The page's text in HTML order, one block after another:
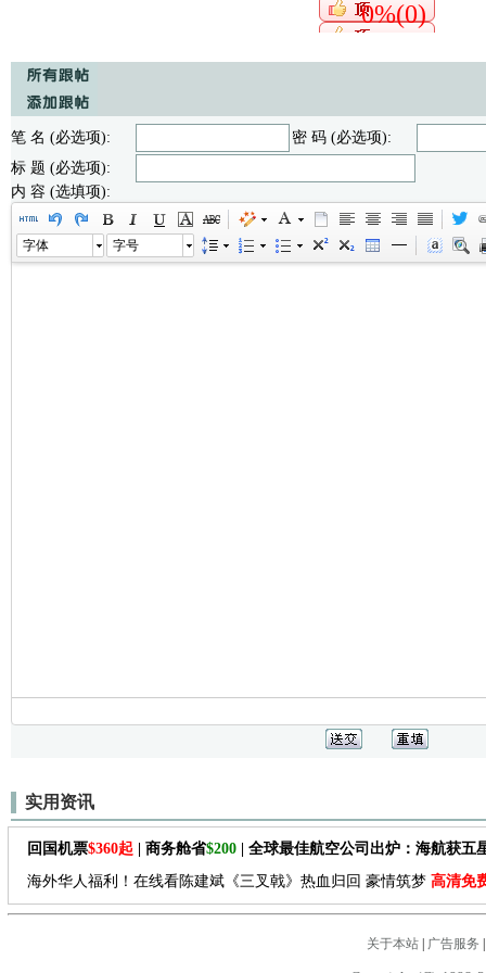
0%(0)
笔 名 (必选项):
密 码 (必选项):
标 题 (必选项):
内 容 (选填项):
字体 字号
实用资讯
回国机票$360起 | 商务舱省$200 | 全球最佳航空公司出炉：海航获五
海外华人福利！在线看陈建斌《三叉戟》热血归回 豪情筑梦 高清免
关于本站| 广告服务